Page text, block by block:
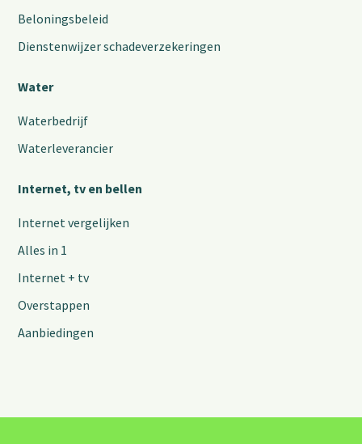
Beloningsbeleid
Dienstenwijzer schadeverzekeringen
Water
Waterbedrijf
Waterleverancier
Internet, tv en bellen
Internet vergelijken
Alles in 1
Internet + tv
Overstappen
Aanbiedingen